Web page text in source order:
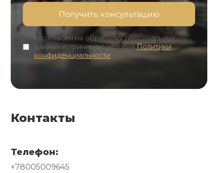
Я согласен на обработку персональных
данных и принимаю условияПолитики
конфиденциальности
Контакты
Телефон:
+78005009645